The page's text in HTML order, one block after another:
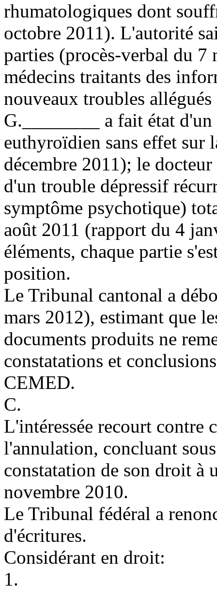
rhumatologiques dont
octobre 2011). L'autorité
parties (procès-verbal du 7
médecins traitants des
nouveaux troubles
G.________ a fait état
euthyroïdien sans effet sur
décembre 2011); le
d'un trouble dépressif
symptôme psychotique)
août 2011 (rapport du 4
éléments, chaque partie
position.
Le Tribunal cantonal a
mars 2012), estimant que
documents produits ne
constatations et
CEMED.
C.
L'intéressée recourt contre
l'annulation, concluant
constatation de son droit à
novembre 2010.
Le Tribunal fédéral a
d'écritures.
Considérant en droit:
1.